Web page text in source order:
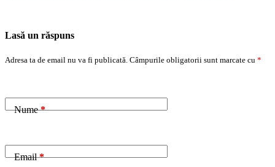
Lasă un răspuns
Adresa ta de email nu va fi publicată. Câmpurile obligatorii sunt marcate cu *
Nume*
Email*